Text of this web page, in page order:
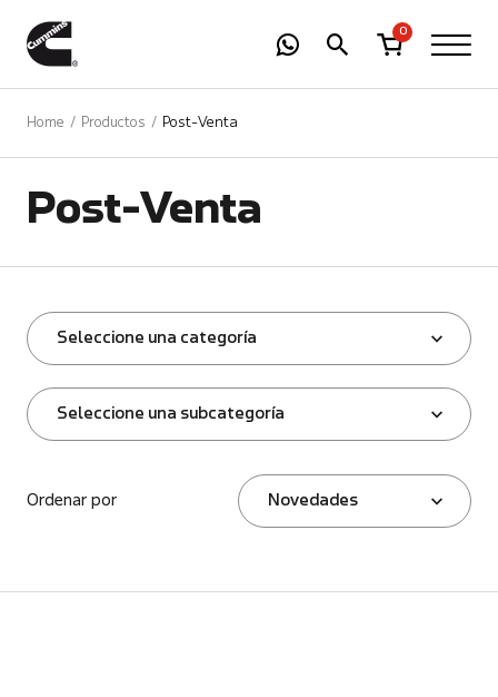
0
Home Productos Post-Venta
Post-Venta
Seleccione una categoría
Seleccione una subcategoría
Ordenar por Novedades